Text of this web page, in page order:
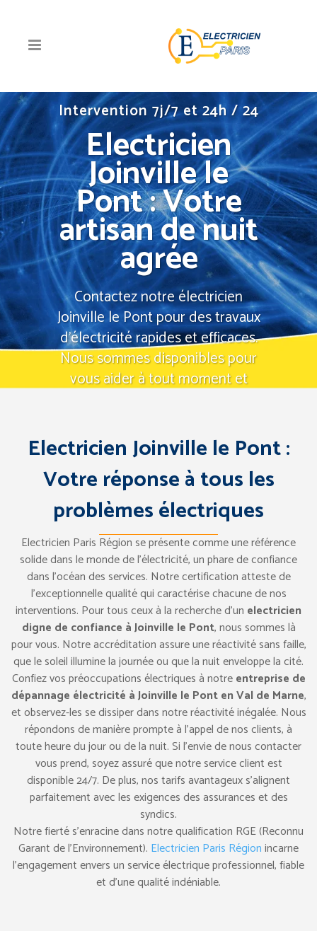
Intervention 7j/7 et 24h / 24
Electricien
Joinville le
Pont : Votre
artisan de nuit
agrée
Contactez notre électricien
Joinville le Pont pour des travaux
d'électricité rapides et efficaces.
Nous sommes disponibles pour
vous aider à tout moment et
Tel: 07 57 94 67 83 Demande d’intervention
Electricien Joinville le Pont :
Votre réponse à tous les
problèmes électriques
Electricien Paris Région se présente comme une référence
solide dans le monde de l’électricité, un phare de confiance
dans l’océan des services. Notre certification atteste de
l’exceptionnelle qualité qui caractérise chacune de nos
interventions. Pour tous ceux à la recherche d’un electricien
digne de confiance à Joinville le Pont, nous sommes là
pour vous. Notre accréditation assure une réactivité sans faille,
que le soleil illumine la journée ou que la nuit enveloppe la cité.
Confiez vos préoccupations électriques à notreentreprise de
dépannage électricité à Joinville le Pont en Val de Marne,
et observez-les se dissiper dans notre réactivité inégalée. Nous
répondons de manière prompte à l’appel de nos clients, à
toute heure du jour ou de la nuit. Si l’envie de nous contacter
vous prend, soyez assuré que notre service client est
disponible 24/7. De plus, nos tarifs avantageux s’alignent
parfaitement avec les exigences des assurances et des
syndics.
Notre fierté s’enracine dans notre qualification RGE (Reconnu
Garant de l’Environnement). Electricien Paris Régionincarne
l’engagement envers un service électrique professionnel, fiable
et d’une qualité indéniable.